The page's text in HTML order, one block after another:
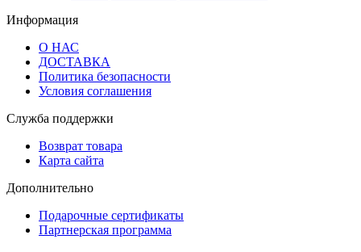
Информация
О НАС
ДОСТАВКА
Политика безопасности
Условия соглашения
Служба поддержки
Возврат товара
Карта сайта
Дополнительно
Подарочные сертификаты
Партнерская программа